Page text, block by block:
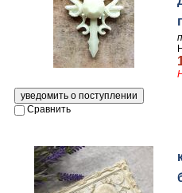
Сравнить